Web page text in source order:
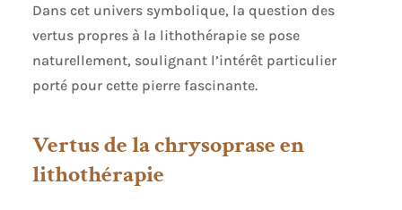
Dans cet univers symbolique, la question des
vertus propres à la lithothérapie se pose
naturellement, soulignant l’intérêt particulier
porté pour cette pierre fascinante.
Vertus de la chrysoprase en
lithothérapie